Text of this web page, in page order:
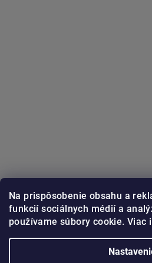
Na prispôsobenie obsahu a
funkcií sociálnych médií a
používame súbory cookie.
Sledovať na